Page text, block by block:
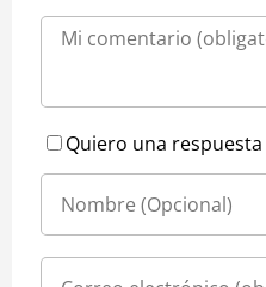
Quiero una